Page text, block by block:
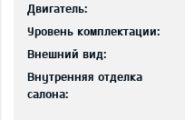
Двигатель:
Уровень комплектации:
Внешний вид:
Внутренняя отделка
салона: